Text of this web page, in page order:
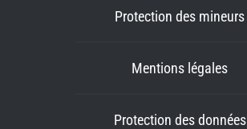
Protection des mineurs
Mentions légales
Protection des données